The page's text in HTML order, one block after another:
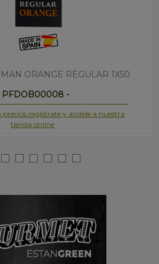
ORANGE REGULAR 1X50
PFDOB00008 -
regístrate y accede a nuestra
tienda online